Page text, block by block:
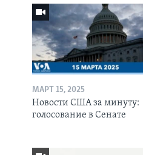
МАРТ 15, 2025
Новости США за минуту:
голосование в Сенате